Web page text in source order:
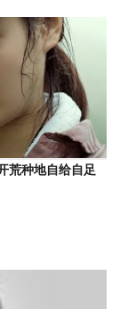
荒种地自给自足